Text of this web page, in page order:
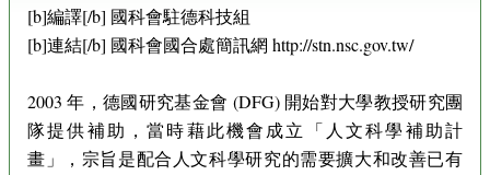
[b]編譯[/b] 國科會駐德科技組
[b]連結[/b] 國科會國合處簡訊網 http://stn.nsc.gov.tw/
2003 年，德國研究基金會 (DFG) 開始對大學教授研究團
隊提供補助，當時藉此機會成立「人文科學補助計
畫」，宗旨是配合人文科學研究的需要擴大和改善已有